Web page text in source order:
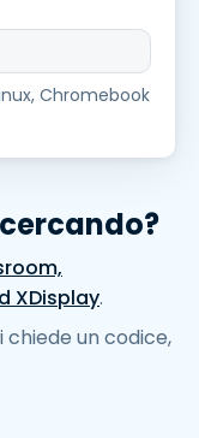
Chromebook
XDisplay.
chiede un codice,